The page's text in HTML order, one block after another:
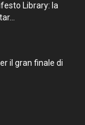
Library: la
il gran finale di